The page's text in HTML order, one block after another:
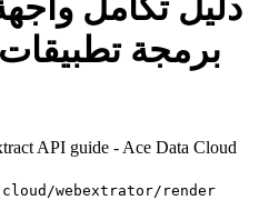
برمجة
API guide - Ace Data Cloud
webextrator/render